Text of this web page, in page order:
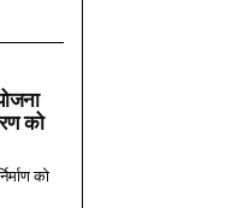
को
को